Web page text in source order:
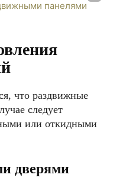
что раздвижные
следует
или откидными
дверями